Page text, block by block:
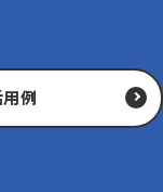
例